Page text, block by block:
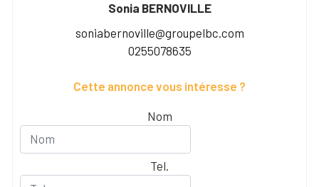
Sonia BERNOVILLE
soniabernoville@groupelbc.com
0255078635
Cette annonce vous intéresse ?
Nom
Tel.